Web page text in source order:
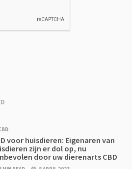
voor huisdieren: Eigenaren van
zijn er dol op, nu
door uw dierenarts CBD